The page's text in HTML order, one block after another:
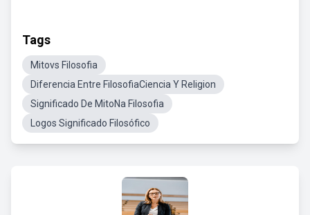
Tags
Mitovs Filosofia
Diferencia Entre FilosofiaCiencia Y Religion
Significado De MitoNa Filosofia
Logos Significado Filosófico